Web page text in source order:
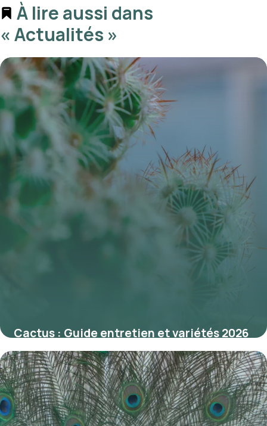
À lire aussi dans
« Actualités »
Cactus : Guide entretien et variétés 2026
2 juin 2026